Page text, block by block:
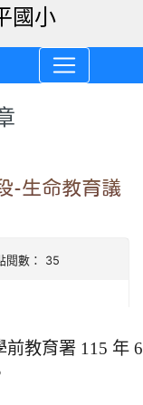
-生命教育議
閱數： 35
教育署 115 年